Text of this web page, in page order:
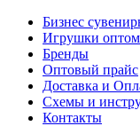
Бизнес
Игрушки оптом
Бренды
Оптовый прайс
Доставка и
Схемы и
Контакты